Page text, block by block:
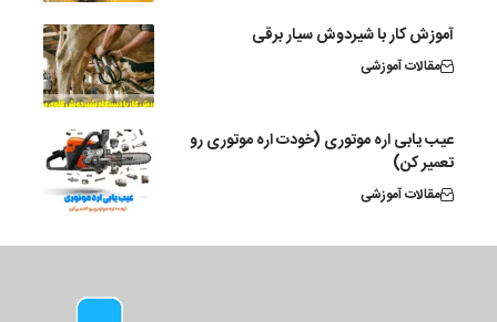
آموزش کار با شیردوش سیار برقی
مقالات آموزشی
عیب یابی اره موتوری (خودت اره موتوری رو
تعمیر کن)
مقالات آموزشی